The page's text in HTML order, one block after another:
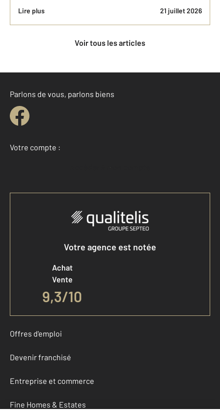
Lire plus 21 juillet 2026
Voir tous les articles
Parlons de vous, parlons biens
Votre compte :
Accéder à mon compte
Votre agence est notée
Achat
Vente
9,3/10
Offres d'emploi
Devenir franchisé
Entreprise et commerce
Fine Homes & Estates